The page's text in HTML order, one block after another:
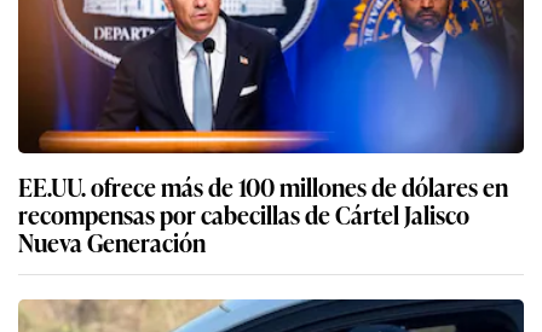
EE.UU. ofrece más de 100 millones de dólares en
recompensas por cabecillas de Cártel Jalisco
Nueva Generación